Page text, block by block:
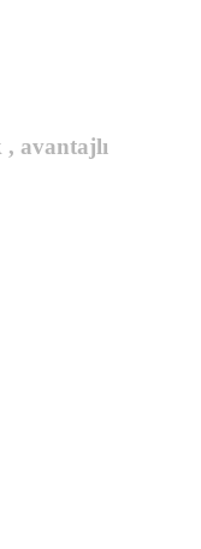
, avantajlı